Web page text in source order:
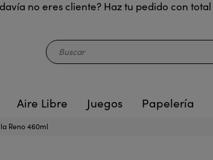
no eres cliente? Haz tu pedido con
Aire Libre Juegos Papelería
Reno 460ml